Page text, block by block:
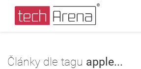
Články dle tagu apple...